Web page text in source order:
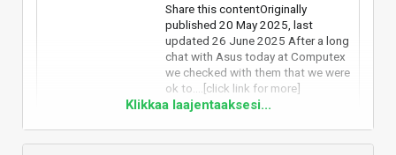
Share this contentOriginally
published 20 May 2025, last
updated 26 June 2025 After a long
chat with Asus today at Computex
we checked with them that we were
ok to....[click link for more]
tftcentral.co.uk
Klikkaa laajentaaksesi...